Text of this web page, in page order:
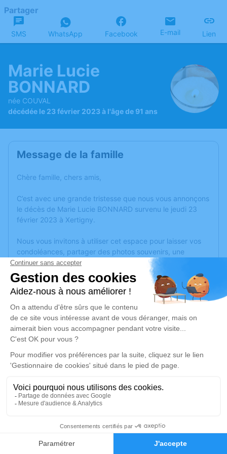
Faire-part Hommages
Partager
SMS WhatsApp Facebook E-mail Lien
Marie Lucie
BONNARD
née COUVAL
décédée le 23 février 2023 à l'âge de 91 ans
Message de la famille
Chère famille, chers amis,
C’est avec une grande tristesse que nous vous annonçons
le décès de Marie Lucie BONNARD survenu le jeudi 23
février 2023 à Xertigny.
Nous vous invitons à utiliser cet espace pour laisser vos
condoléances, partager des photos souvenirs, une
anecdote ou exprimer vos pensées à travers des poèmes
ou des textes. Cet endroit est un lieu d'expression dédié à
honorer la mémoire de Marie Lucie BONNARD.
Un service de plantation d’arbre hommage estdisponible
ici.
lundi 27 février 2023 à 14h00
Èglise Saint-Jean-Baptiste de Plombières-
88370 Plombières-les-Bains